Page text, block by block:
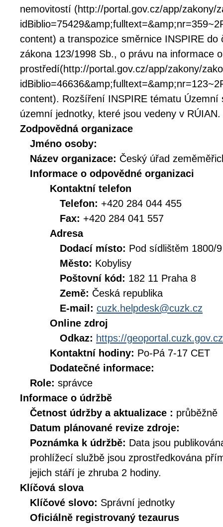
nemovitostí (http://portal.gov.cz/app/zakony/
content) a transpozice směrnice INSPIRE do
zákona 123/1998 Sb., o právu na informace
prostředí(http://portal.gov.cz/app/zakony/
content). Rozšíření INSPIRE tématu Územní
územní jednotky, které jsou vedeny v RÚIAN.
Zodpovědná organizace
Jméno osoby:
Název organizace: Český úřad
Informace o odpovědné organizaci
Kontaktní telefon
Telefon: +420 284 044 455
Fax: +420 284 041 557
Adresa
Dodací místo: Pod sídlištěm 1800/9
Město: Kobylisy
Poštovní kód: 182 11 Praha 8
Země: Česká republika
E-mail: cuzk.helpdesk@cuzk.cz
Online zdroj
Odkaz: https://geoportal.cuzk.gov.cz
Kontaktní hodiny: Po-Pá 7-17 CET
Dodatečné informace:
Role: správce
Informace o údržbě
Četnost údržby a aktualizace : průběžně
Datum plánované revize zdroje:
Poznámka k údržbě: Data jsou
prohlížecí službě jsou zprostředkována
jejich stáří je zhruba 2 hodiny.
Klíčová slova
Klíčové slovo: Správní jednotky
Oficiálně registrovaný tezaurus